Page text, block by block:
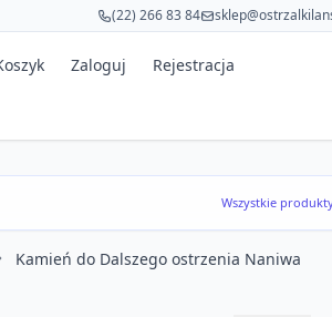
(22) 266 83 84
Zaloguj Rejestracja
Wszystkie
Kamień do Dalszego ostrzenia Naniwa